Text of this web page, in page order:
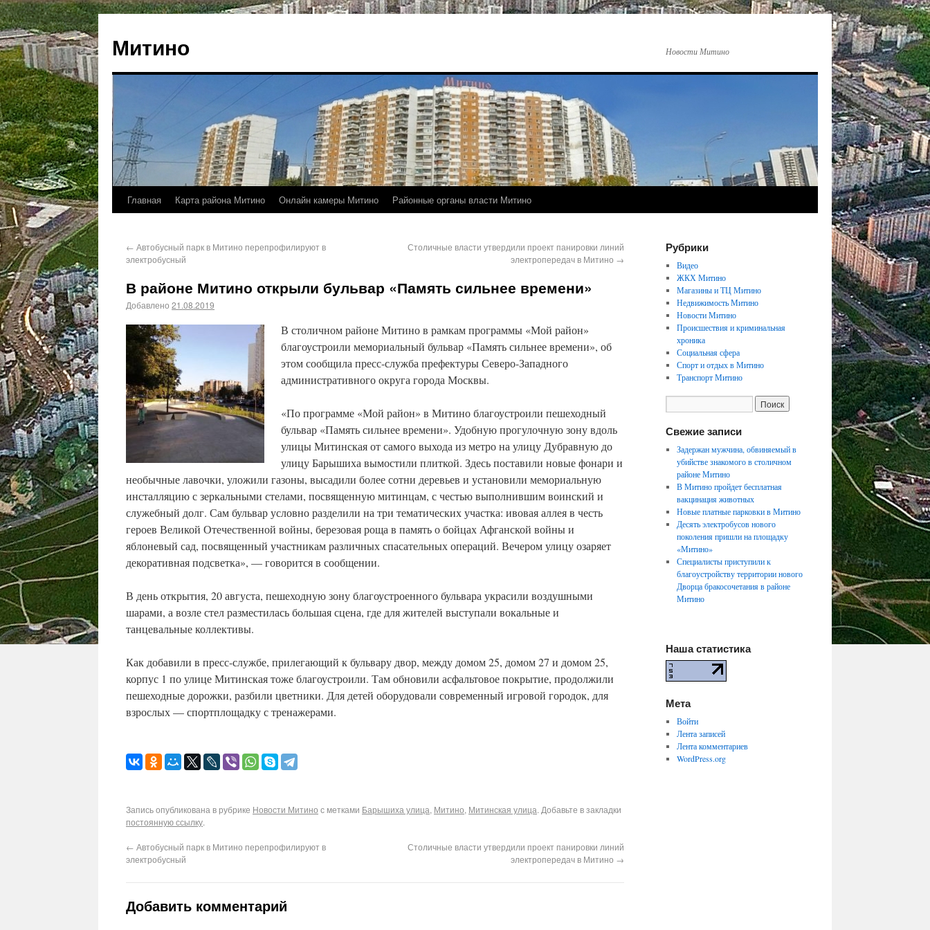
Митино Новости Митино
Главная Карта района Митино Онлайн камеры Митино Районные органы власти Митино
← Автобусный парк в Митино перепрофилируют в
электробусный
Столичные власти утвердили проект панировки линий
электропередач в Митино →
В районе Митино открыли бульвар «Память сильнее времени»
Добавлено 21.08.2019
В столичном районе Митино в рамкам программы «Мой район»
благоустроили мемориальный бульвар «Память сильнее времени», об
этом сообщила пресс-служба префектуры Северо-Западного
административного округа города Москвы.
«По программе «Мой район» в Митино благоустроили пешеходный
бульвар «Память сильнее времени». Удобную прогулочную зону вдоль
улицы Митинская от самого выхода из метро на улицу Дубравную до
улицу Барышиха вымостили плиткой. Здесь поставили новые фонари и
необычные лавочки, уложили газоны, высадили более сотни деревьев и установили мемориальную
инсталляцию с зеркальными стелами, посвященную митинцам, с честью выполнившим воинский и
служебный долг. Сам бульвар условно разделили на три тематических участка: ивовая аллея в честь
героев Великой Отечественной войны, березовая роща в память о бойцах Афганской войны и
яблоневый сад, посвященный участникам различных спасательных операций. Вечером улицу озаряет
декоративная подсветка», — говорится в сообщении.
В день открытия, 20 августа, пешеходную зону благоустроенного бульвара украсили воздушными
шарами, а возле стел разместилась большая сцена, где для жителей выступали вокальные и
танцевальные коллективы.
Как добавили в пресс-службе, прилегающий к бульвару двор, между домом 25, домом 27 и домом 25,
корпус 1 по улице Митинская тоже благоустроили. Там обновили асфальтовое покрытие, продолжили
пешеходные дорожки, разбили цветники. Для детей оборудовали современный игровой городок, для
взрослых — спортплощадку с тренажерами.
Запись опубликована в рубрике Новости Митино с метками Барышиха улица, Митино, Митинская улица. Добавьте в закладки
постоянную ссылку.
← Автобусный парк в Митино перепрофилируют в
электробусный
Столичные власти утвердили проект панировки линий
электропередач в Митино →
Добавить комментарий
Рубрики
Видео
ЖКХ Митино
Магазины и ТЦ Митино
Недвижимость Митино
Новости Митино
Происшествия и криминальная
хроника
Социальная сфера
Спорт и отдых в Митино
Транспорт Митино
Свежие записи
Задержан мужчина, обвиняемый в
убийстве знакомого в столичном
районе Митино
В Митино пройдет бесплатная
вакцинация животных
Новые платные парковки в Митино
Десять электробусов нового
поколения пришли на площадку
«Митино»
Специалисты приступили к
благоустройству территории нового
Дворца бракосочетания в районе
Митино
Наша статистика
Мета
Войти
Лента записей
Лента комментариев
WordPress.org